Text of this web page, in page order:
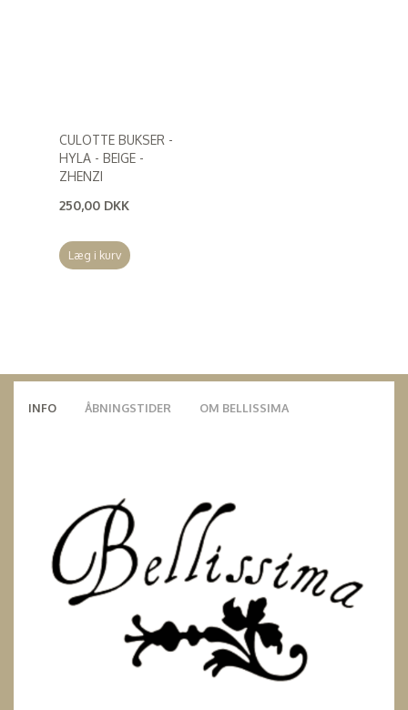
CULOTTE BUKSER -
HYLA - BEIGE -
ZHENZI
250,00 DKK
Læg i kurv
INFO ÅBNINGSTIDER OM BELLISSIMA